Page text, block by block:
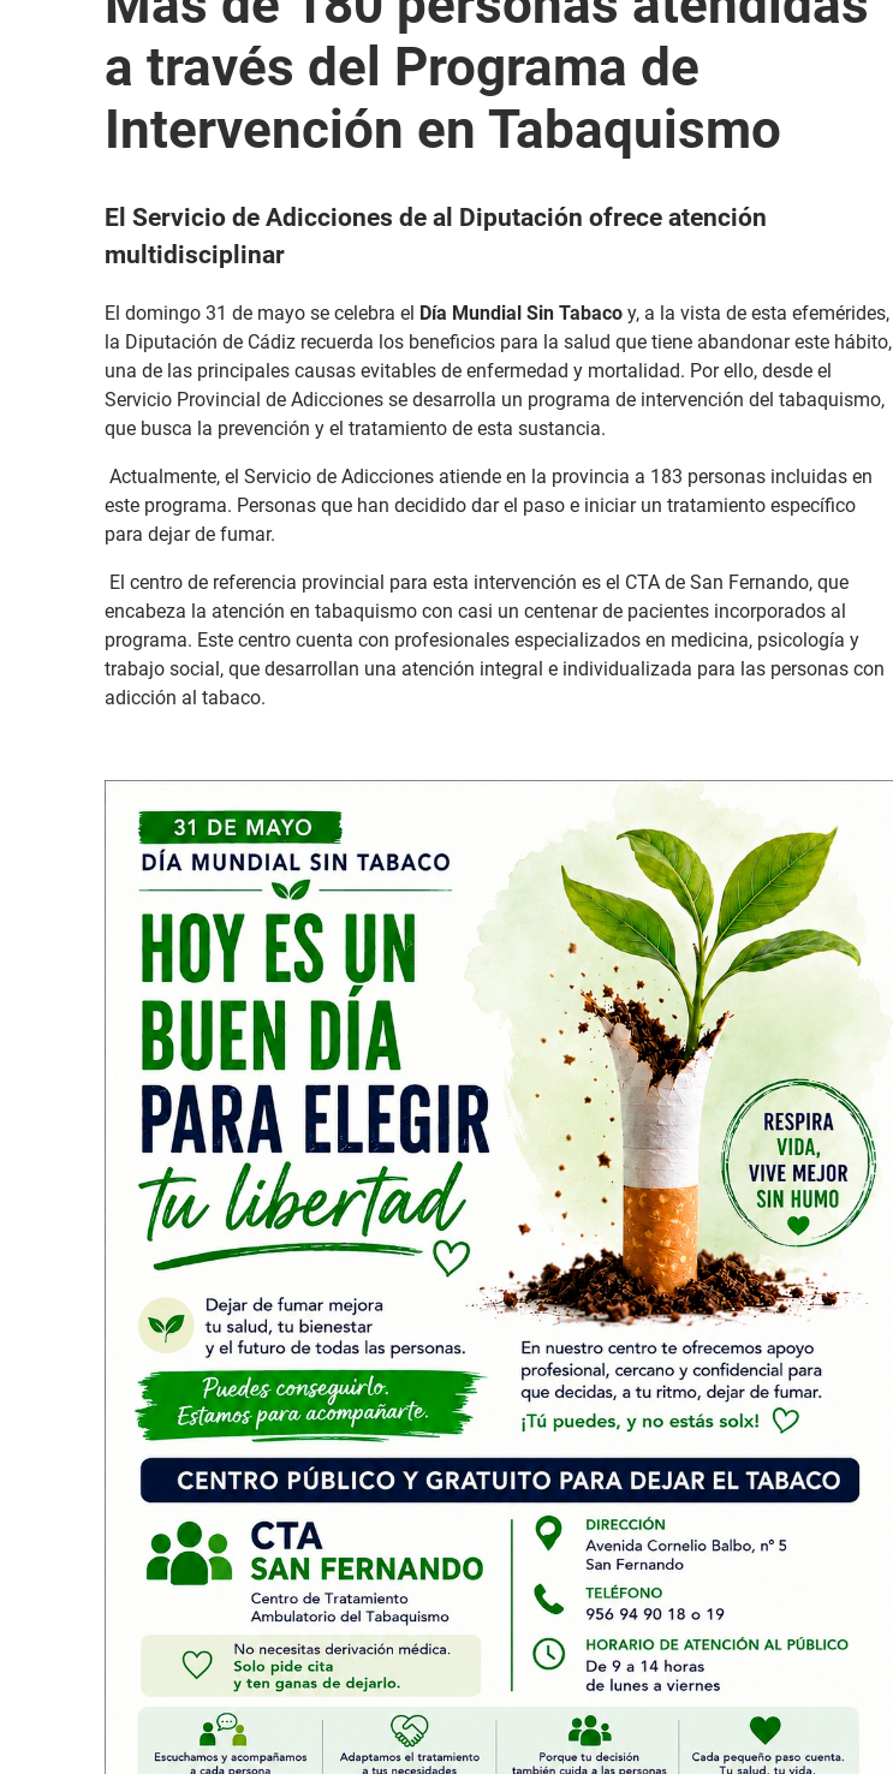
a través del Programa de
Intervención en Tabaquismo
El Servicio de Adicciones de al Diputación ofrece atención
multidisciplinar
El domingo 31 de mayo se celebra el Día Mundial Sin Tabaco y, a la vista de esta efemérides,
la Diputación de Cádiz recuerda los beneficios para la salud que tiene abandonar este hábito,
una de las principales causas evitables de enfermedad y mortalidad. Por ello, desde el
Servicio Provincial de Adicciones se desarrolla un programa de intervención del tabaquismo,
que busca la prevención y el tratamiento de esta sustancia.
Actualmente, el Servicio de Adicciones atiende en la provincia a 183 personas incluidas en
este programa. Personas que han decidido dar el paso e iniciar un tratamiento específico
para dejar de fumar.
El centro de referencia provincial para esta intervención es el CTA de San Fernando, que
encabeza la atención en tabaquismo con casi un centenar de pacientes incorporados al
programa. Este centro cuenta con profesionales especializados en medicina, psicología y
trabajo social, que desarrollan una atención integral e individualizada para las personas con
adicción al tabaco.